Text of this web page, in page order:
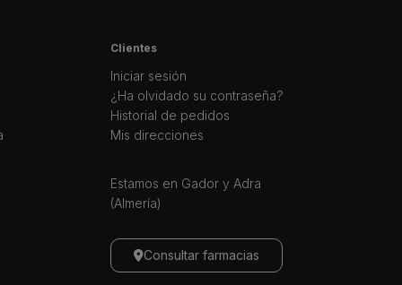
Clientes
Iniciar sesión
¿Ha olvidado su contraseña?
Historial de pedidos
Mis direcciones
Estamos en Gador y Adra
(Almería)
Consultar farmacias